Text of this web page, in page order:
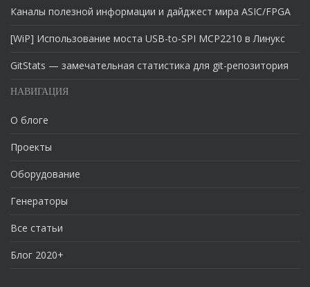
Каналы полезной информации и дайджест мира ASIC/FPGA
[WiP] Использование моста USB-to-SPI MCP2210 в Линукс
GitStats — замечательная статистика для git-репозитория
НАВИГАЦИЯ
О блоге
Проекты
Оборудование
Генераторы
Все статьи
Блог 2020+